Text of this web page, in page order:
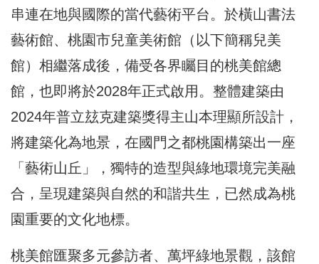
串連在地與國際的當代藝術平台。於橫山書法
藝術館、桃園市兒童美術館（以下簡稱兒美
館）相繼落成後，備受各界矚目的桃美館總
館，也即將於2028年正式啟用。整體建築由
2024年普立玆克建築獎得主山本理顯所設計，
將建築化為地景，在國門之都桃園構築出一座
「藝術山丘」，獨特的造型與綠地環境完美融
合，呈現建築與自然的和諧共生，已然成為桃
園重要的文化地標。
桃美館匯聚多元參訪者、萬坪綠地景觀，該館